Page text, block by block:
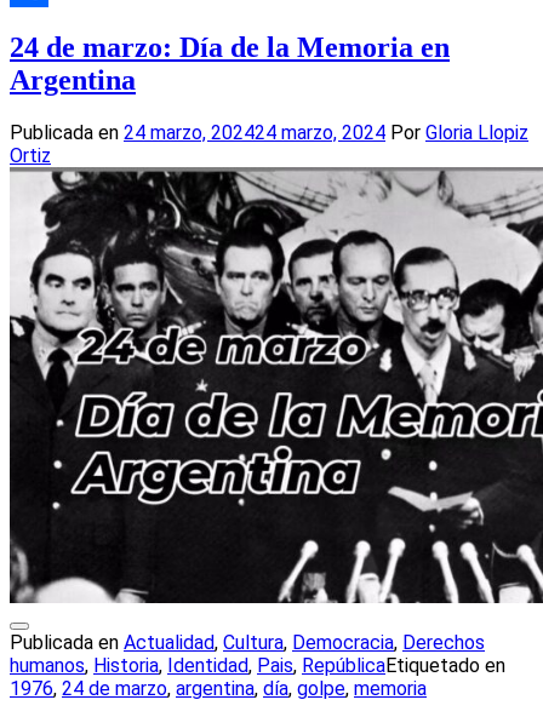
24 de marzo: Día de la Memoria en
Argentina
Publicada en 24 marzo, 202424 marzo, 2024 Por Gloria Llopiz
Ortiz
Publicada en Actualidad, Cultura, Democracia, Derechos
humanos, Historia, Identidad, Pais, RepúblicaEtiquetado en
1976, 24 de marzo, argentina, día, golpe, memoria